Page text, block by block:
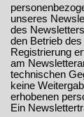
unseres
des
den Betrieb
Registrierung
am
technischen
keine
erhobenen
Ein